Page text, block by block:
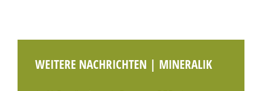
WEITERE NACHRICHTEN | MINERALIK